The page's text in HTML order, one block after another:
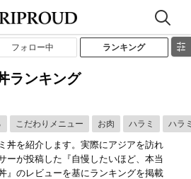
フォロー中 ランキング
ランキング
こだわりメニュー お肉 ハラミ ハラ
丼を紹介します。実際にアジアを訪れ
ーが投稿した『自慢したいほど、本当
』のレビューを基にランキングを掲載